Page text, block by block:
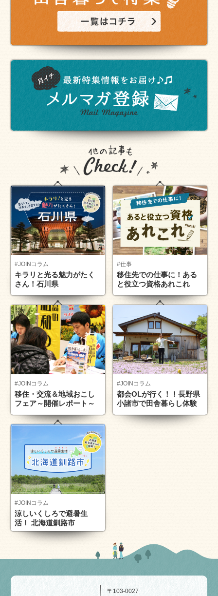
#JOINコラム
キラリと光る魅力がたく
さん！石川県
#仕事
移住先での仕事に！ある
と役立つ資格あれこれ
#JOINコラム
移住・交流＆地域おこし
フェア～開催レポート～
#JOINコラム
都会OLが行く！！長野県
小諸市で田舎暮らし体験
#JOINコラム
涼しいくしろで避暑生
活！ 北海道釧路市
〒103-0027